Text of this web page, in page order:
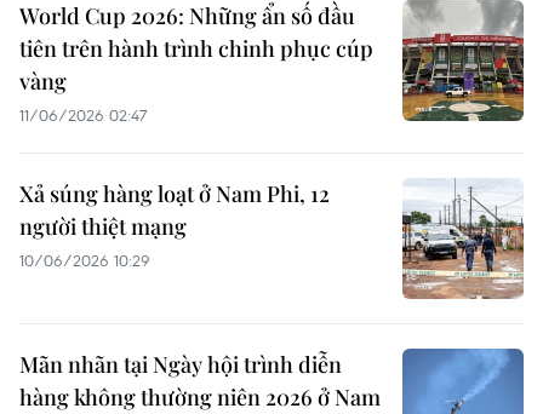
World Cup 2026: Những ẩn số đầu
tiên trên hành trình chinh phục cúp
vàng
11/06/2026 02:47
Xả súng hàng loạt ở Nam Phi, 12
người thiệt mạng
10/06/2026 10:29
Mãn nhãn tại Ngày hội trình diễn
hàng không thường niên 2026 ở Nam